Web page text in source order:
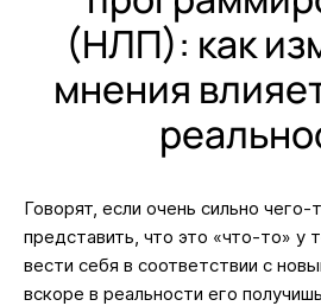
(НЛП): как
мнения
Говорят, если очень сильно
представить, что это «что-то» у
вести себя в соответствии с
вскоре в реальности его